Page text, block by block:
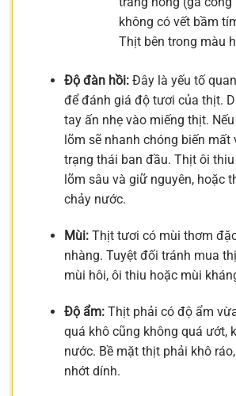
không có vết bầm
Thịt bên trong màu
Độ đàn hồi:Đây là yếu tố
để đánh giá độ tươi của thịt.
tay ấn nhẹ vào miếng thịt.
lõm sẽ nhanh chóng biến mất
trạng thái ban đầu. Thịt ôi thiu
lõm sâu và giữ nguyên, hoặc
chảy nước.
Mùi:Thịt tươi có mùi thơm
nhàng. Tuyệt đối tránh mua
mùi hôi, ôi thiu hoặc mùi
Độ ẩm:Thịt phải có độ ẩm
quá khô cũng không quá ướt,
nước. Bề mặt thịt phải khô
nhớt dính.